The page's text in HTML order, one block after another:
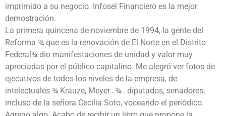
imprimido a su negocio. Infosel Financiero es la mejor
demostración.
La primera quincena de noviembre de 1994, la gente del
Reforma ¾ que es la renovación de El Norte en el Distrito
Federal¾ dio manifestaciones de unidad y valor muy
apreciadas por el público capitalino. Me alegró ver fotos de
ejecutivos de todos los niveles de la empresa, de
intelectuales ¾ Krauze, Meyer…¾ . diputados, senadores,
incluso de la señora Cecilia Soto, voceando el periódico.